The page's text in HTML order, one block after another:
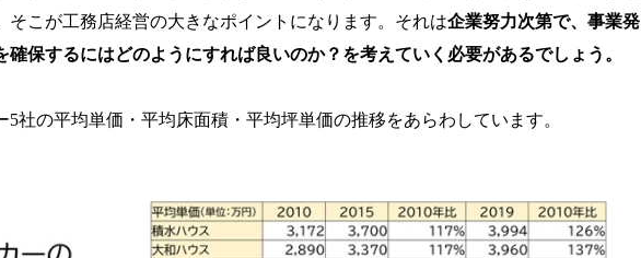
そこが工務店経営の大きなポイントになります。それは企業努力次第で、事業発
確保するにはどのようにすれば良いのか？を考えていく必要があるでしょう。
5社の平均単価・平均床面積・平均坪単価の推移をあらわしています。